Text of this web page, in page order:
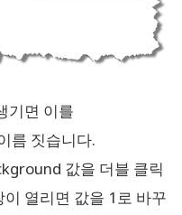
기면 이를
름 짓습니다.
값을 더블 클릭
열리면 값을 1로 바꾸